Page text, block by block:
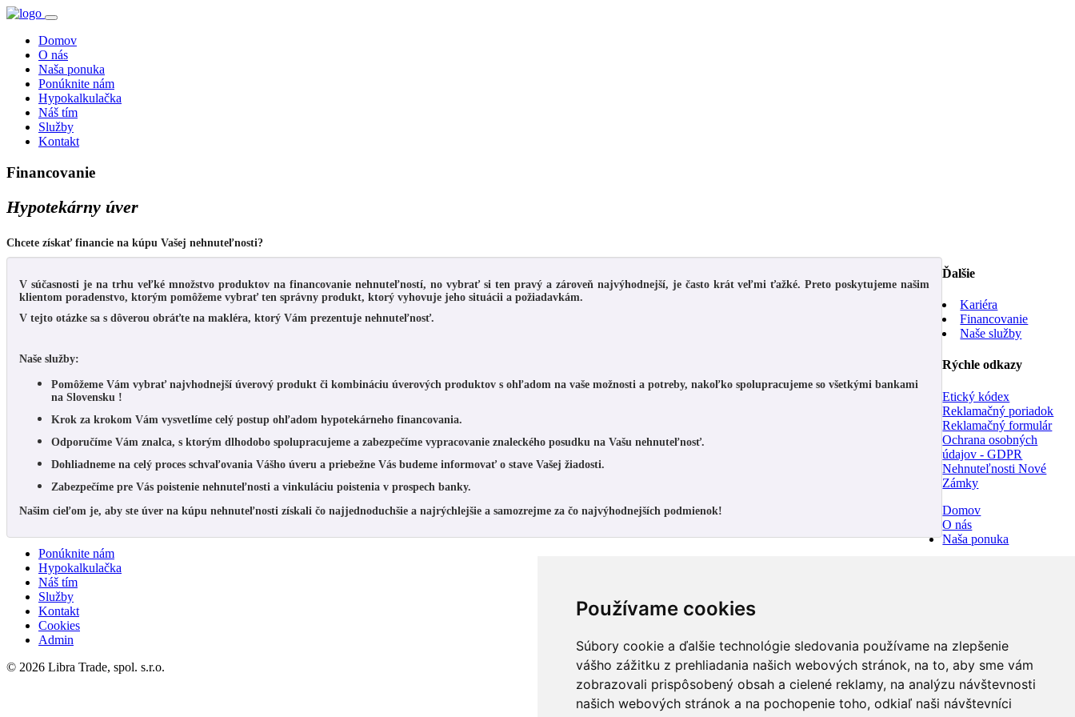
Používame cookies
Súbory cookie a ďalšie technológie sledovania používame na zlepšenie
vášho zážitku z prehliadania našich webových stránok, na to, aby sme vám
zobrazovali prispôsobený obsah a cielené reklamy, na analýzu návštevnosti
našich webových stránok a na pochopenie toho, odkiaľ naši návštevníci
Domov
O nás
Naša ponuka
Ponúknite nám
Hypokalkulačka
Náš tím
Služby
Kontakt
Financovanie
Hypotekárny úver
Chcete získať financie na kúpu Vašej nehnuteľnosti?
V súčasnosti je na trhu veľké množstvo produktov na financovanie nehnuteľností, no vybrať si ten pravý a zároveň najvýhodnejší, je často krát veľmi ťažké. Preto poskytujeme našim
klientom poradenstvo, ktorým pomôžeme vybrať ten správny produkt, ktorý vyhovuje jeho situácii a požiadavkám.
V tejto otázke sa s dôverou obráťte na makléra, ktorý Vám prezentuje nehnuteľnosť.
Naše služby:
Pomôžeme Vám vybrať najvhodnejší úverový produkt či kombináciu úverových produktov s ohľadom na vaše možnosti a potreby, nakoľko spolupracujeme so všetkými bankami
na Slovensku !
Krok za krokom Vám vysvetlíme celý postup ohľadom hypotekárneho financovania.
Odporučíme Vám znalca, s ktorým dlhodobo spolupracujeme a zabezpečíme vypracovanie znaleckého posudku na Vašu nehnuteľnosť.
Dohliadneme na celý proces schvaľovania Vášho úveru a priebežne Vás budeme informovať o stave Vašej žiadosti.
Zabezpečíme pre Vás poistenie nehnuteľnosti a vinkuláciu poistenia v prospech banky.
Našim cieľom je, aby ste úver na kúpu nehnuteľnosti získali čo najjednoduchšie a najrýchlejšie a samozrejme za čo najvýhodnejších podmienok!
Ďalšie
Kariéra
Financovanie
Naše služby
Rýchle odkazy
Etický kódex
Reklamačný poriadok
Reklamačný formulár
Ochrana osobných
údajov - GDPR
Nehnuteľnosti Nové
Zámky
Domov
O nás
Naša ponuka
Ponúknite nám
Hypokalkulačka
Náš tím
Služby
Kontakt
Cookies
Admin
© 2026 Libra Trade, spol. s.r.o.